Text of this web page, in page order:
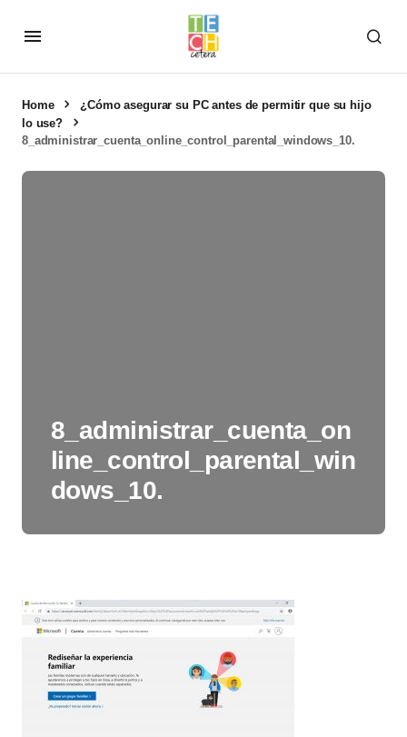
Home
¿Cómo asegurar su PC antes de permitir que su hijo
lo use?
8_administrar_cuenta_online_control_parental_windows_10.
8_administrar_cuenta_on
line_control_parental_win
dows_10.